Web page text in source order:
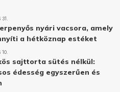
31.
nyári vacsora, amely
a hétköznap estéket
10.
sajttorta sütés nélkül:
édesség egyszerűen és